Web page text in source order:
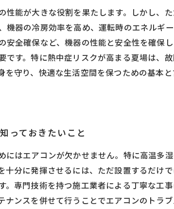
能が大きな役割を果たします。しかし、
器の冷房効率を高め、運転時のエネルギ
全確保など、機器の性能と安全性を確保
す。特に熱中症リスクが高まる夏場は、
守り、快適な生活空間を保つための基本
っておきたいこと
はエアコンが欠かせません。特に高温多
分に発揮させるには、ただ設置するだけ
専門技術を持つ施工業者による丁寧な工
ナンスを併せて行うことでエアコンのトラ